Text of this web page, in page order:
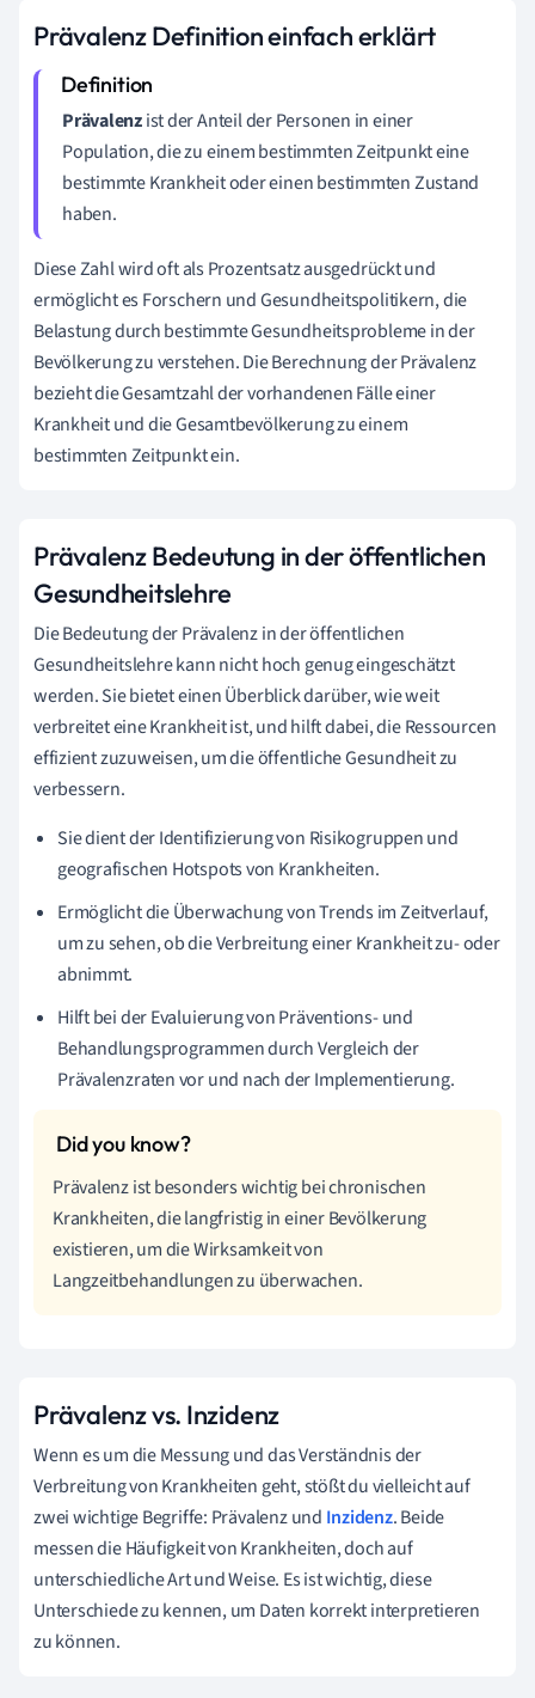
Prävalenz Definition einfach erklärt
Prävalenzist der Anteil der Personen in einer
Population, die zu einem bestimmten Zeitpunkt eine
bestimmte Krankheit oder einen bestimmten Zustand
haben.
Diese Zahl wird oft als Prozentsatz ausgedrückt und
ermöglicht es Forschern und Gesundheitspolitikern, die
Belastung durch bestimmte Gesundheitsprobleme in der
Bevölkerung zu verstehen. Die Berechnung der Prävalenz
bezieht die Gesamtzahl der vorhandenen Fälle einer
Krankheit und die Gesamtbevölkerung zu einem
bestimmten Zeitpunkt ein.
Prävalenz Bedeutung in der öffentlichen
Gesundheitslehre
Die Bedeutung der Prävalenz in der öffentlichen
Gesundheitslehre kann nicht hoch genug eingeschätzt
werden. Sie bietet einen Überblick darüber, wie weit
verbreitet eine Krankheit ist, und hilft dabei, die Ressourcen
effizient zuzuweisen, um die öffentliche Gesundheit zu
verbessern.
Sie dient der Identifizierung von Risikogruppen und
geografischen Hotspots von Krankheiten.
Ermöglicht die Überwachung von Trends im Zeitverlauf,
um zu sehen, ob die Verbreitung einer Krankheit zu- oder
abnimmt.
Hilft bei der Evaluierung von Präventions- und
Behandlungsprogrammen durch Vergleich der
Prävalenzraten vor und nach der Implementierung.
Prävalenz ist besonders wichtig bei chronischen
Krankheiten, die langfristig in einer Bevölkerung
existieren, um die Wirksamkeit von
Langzeitbehandlungen zu überwachen.
Prävalenz vs. Inzidenz
Wenn es um die Messung und das Verständnis der
Verbreitung von Krankheiten geht, stößt du vielleicht auf
zwei wichtige Begriffe: Prävalenz und Inzidenz. Beide
messen die Häufigkeit von Krankheiten, doch auf
unterschiedliche Art und Weise. Es ist wichtig, diese
Unterschiede zu kennen, um Daten korrekt interpretieren
zu können.